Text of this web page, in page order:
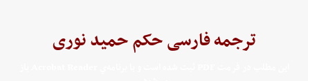
ترجمه فارسی حکم حمید نوری